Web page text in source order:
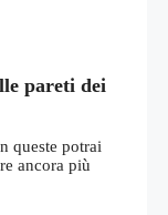
pareti dei
queste potrai
ancora più